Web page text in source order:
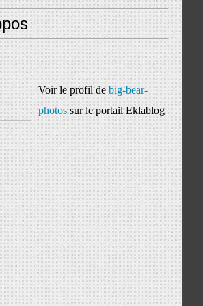
Voir le profil debig-bear-
photossur le portail Eklablog